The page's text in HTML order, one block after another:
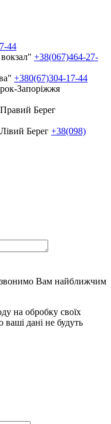
44
+38(067)464-27-
+380(67)304-17-44
Запоріжжя
Берег
Берег +38(098)
Вам найближчим
на обробку своїх
дані не будуть